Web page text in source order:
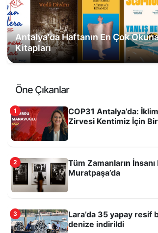
Muratpaşa’da akıllı sulama 5,6
litre suyu korudu
Odysseus'un filmi kitabına ilgiyi
Öne Çıkanlar
1
COP31 Antalya’da: İklim
Zirvesi Kentimiz İçin Bir
2
Tüm Zamanların İnsanı
Muratpaşa’da
3
Lara’da 35 yapay resif
denize indirildi